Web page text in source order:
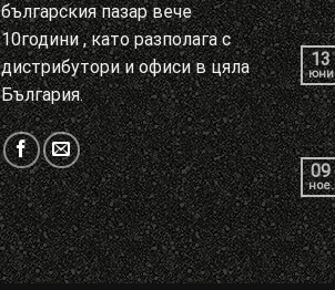
българския пазар вече
10години , като разполага с
дистрибутори и офиси в цяла
България.
13
юни
09
ное.